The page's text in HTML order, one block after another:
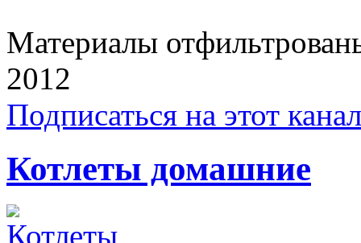
Материалы
2012
Подписаться на этот
Котлеты домашние